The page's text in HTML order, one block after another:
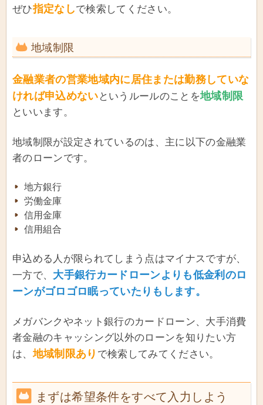
ぜひ指定なしで検索してください。
地域制限
金融業者の営業地域内に居住または勤務していな
ければ申込めない というルールのことを地域制限
といいます。
地域制限が設定されているのは、主に以下の金融業
者のローンです。
地方銀行
労働金庫
信用金庫
信用組合
申込める人が限られてしまう点はマイナスですが、
一方で、 大手銀行カードローンよりも低金利のロ
ーンがゴロゴロ眠っていたりもします。
メガバンクやネット銀行のカードローン、大手消費
者金融のキャッシング以外のローンを知りたい方
は、地域制限あり で検索してみてください。
まずは希望条件をすべて入力しよう